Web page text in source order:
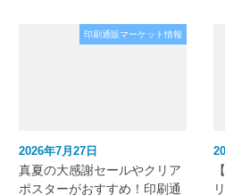
印刷通販マーケット情報
2026年7月27日
真夏の大感謝セールやクリア
ポスターがおすすめ！印刷通